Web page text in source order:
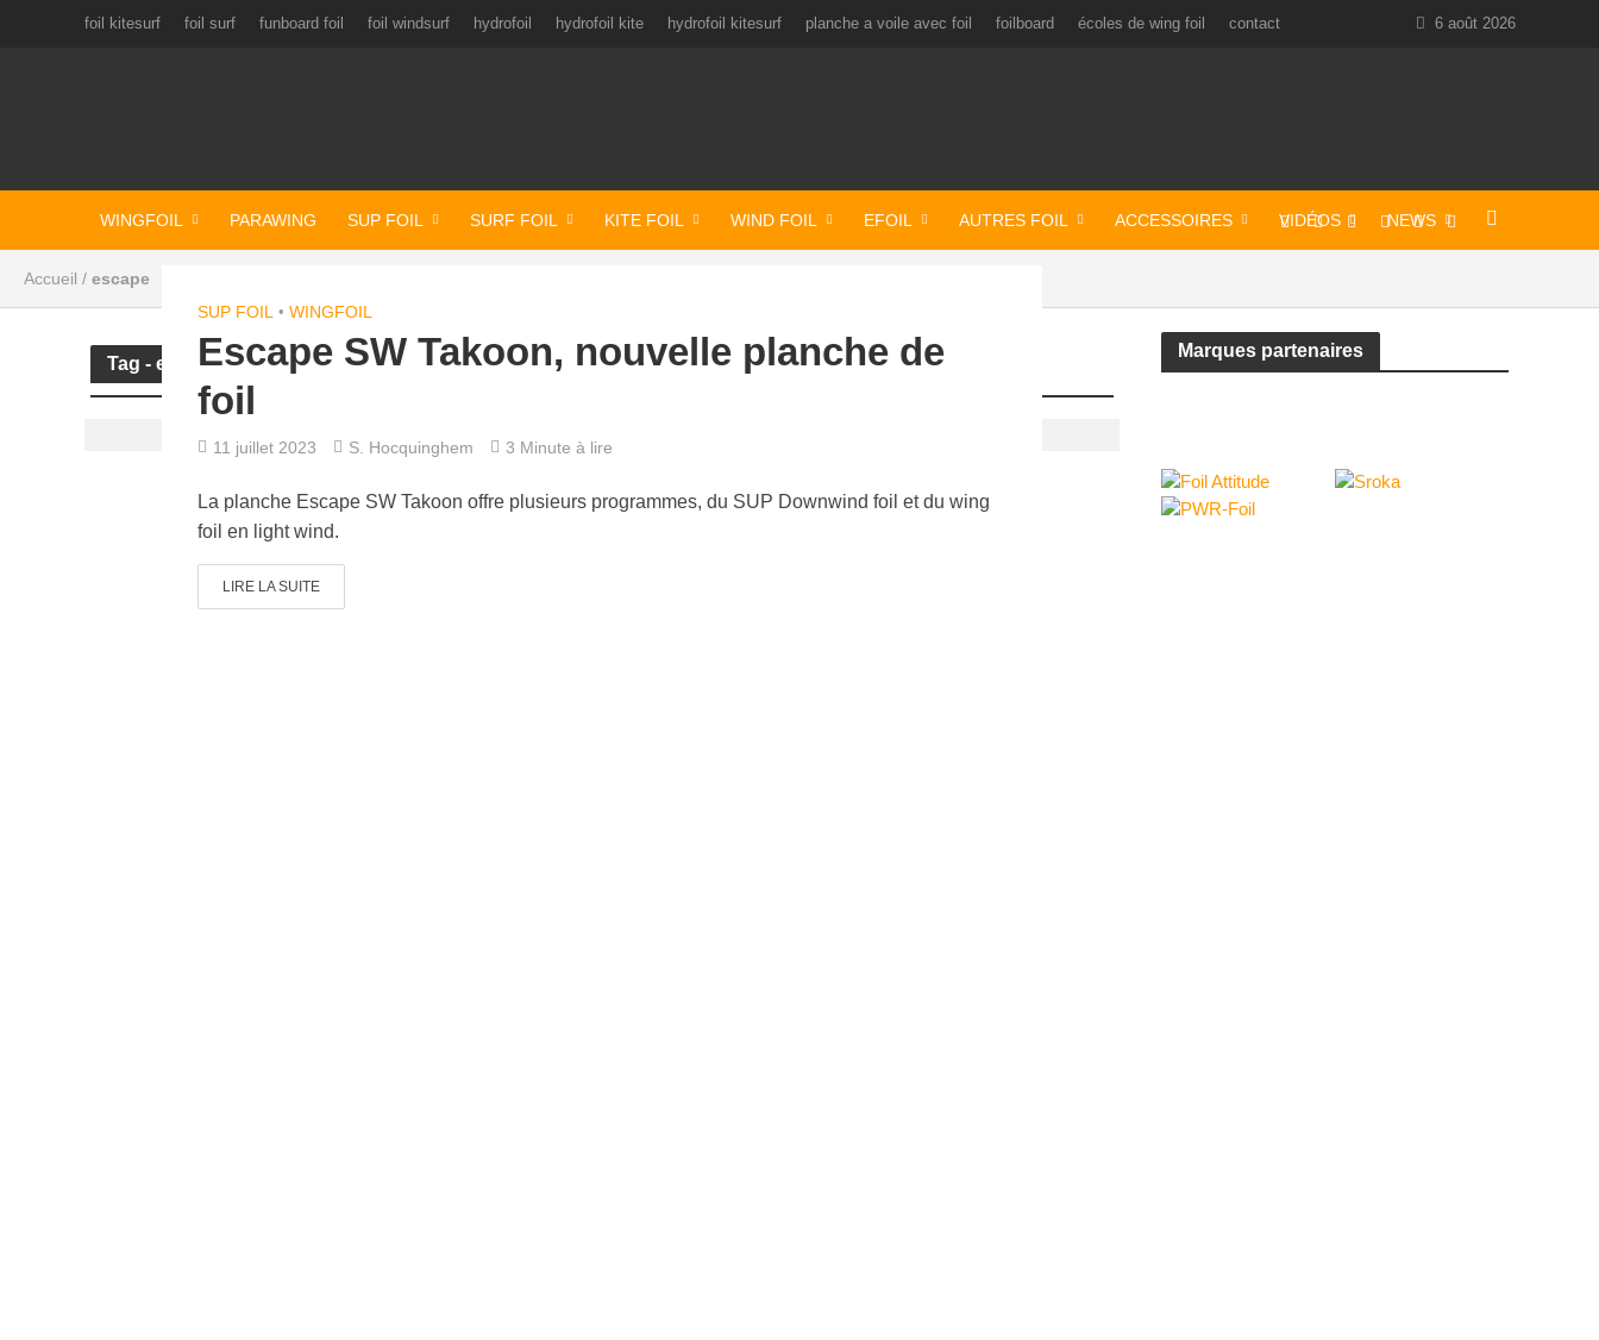
foil kitesurf foil surf funboard foil foil windsurf hydrofoil hydrofoil kite hydrofoil kitesurf planche a voile avec foil foilboard écoles de wing foil contact 6 août 2026
WINGFOIL PARAWING SUP FOIL SURF FOIL KITE FOIL WIND FOIL EFOIL AUTRES FOIL ACCESSOIRES VIDÉOS NEWS
Accueil / escape
Tag - escape
SUP FOIL • WINGFOIL
Escape SW Takoon, nouvelle planche de
foil
11 juillet 2023 S. Hocquinghem 3 Minute à lire
La planche Escape SW Takoon offre plusieurs programmes, du SUP Downwind foil et du wing
foil en light wind.
LIRE LA SUITE
Marques partenaires